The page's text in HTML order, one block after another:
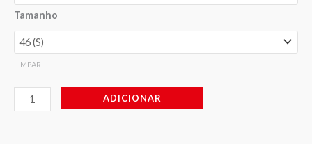
Tamanho
LIMPAR
ADICIONAR